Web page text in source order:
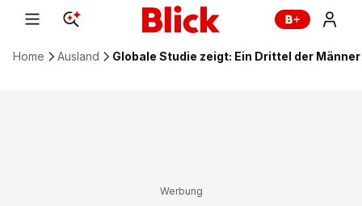
Home Ausland Globale Studie zeigt: Ein Drittel der